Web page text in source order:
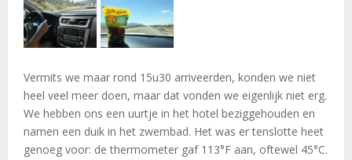
Vermits we maar rond 15u30 arriveerden, konden we niet
heel veel meer doen, maar dat vonden we eigenlijk niet erg.
We hebben ons een uurtje in het hotel beziggehouden en
namen een duik in het zwembad. Het was er tenslotte heet
genoeg voor: de thermometer gaf 113°F aan, oftewel 45°C.